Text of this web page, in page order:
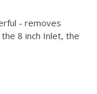
- removes
8 inch Inlet, the